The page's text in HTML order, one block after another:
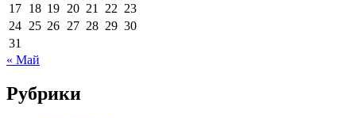
17 18 19 20 21 22 23
24 25 26 27 28 29 30
31
« Май
Рубрики